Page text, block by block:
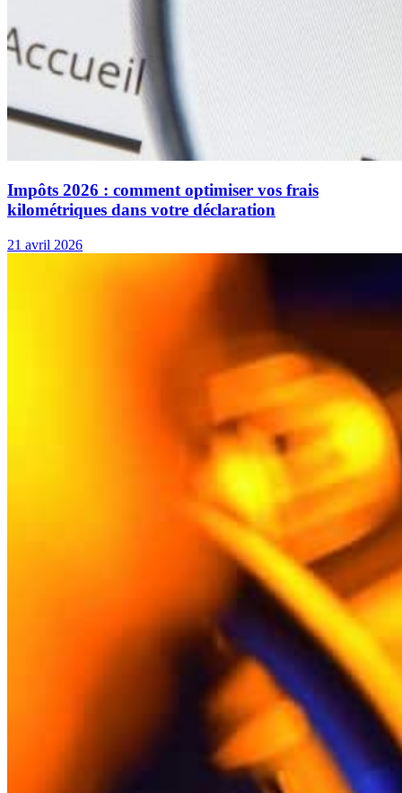
Impôts 2026 : comment optimiser vos frais
kilométriques dans votre déclaration
21 avril 2026